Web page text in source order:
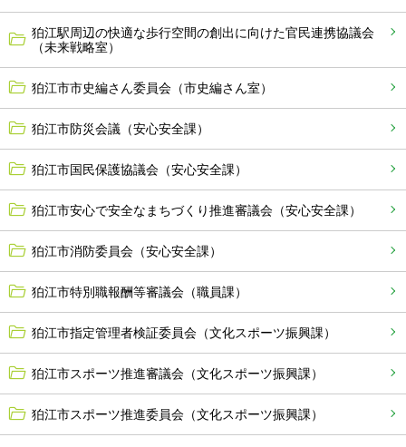
狛江駅周辺の快適な歩行空間の創出に向けた官民連携協議会
（未来戦略室）
狛江市市史編さん委員会（市史編さん室）
狛江市防災会議（安心安全課）
狛江市国民保護協議会（安心安全課）
狛江市安心で安全なまちづくり推進審議会（安心安全課）
狛江市消防委員会（安心安全課）
狛江市特別職報酬等審議会（職員課）
狛江市指定管理者検証委員会（文化スポーツ振興課）
狛江市スポーツ推進審議会（文化スポーツ振興課）
狛江市スポーツ推進委員会（文化スポーツ振興課）